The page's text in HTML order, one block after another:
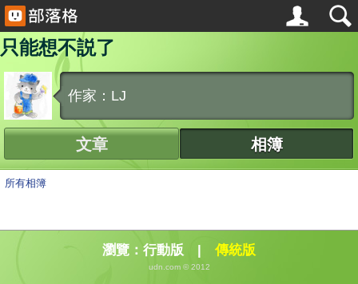
只能想不説了
作家：LJ
文章 相簿
所有相簿
瀏覽： 行動版 | 傳統版
udn.com © 2012